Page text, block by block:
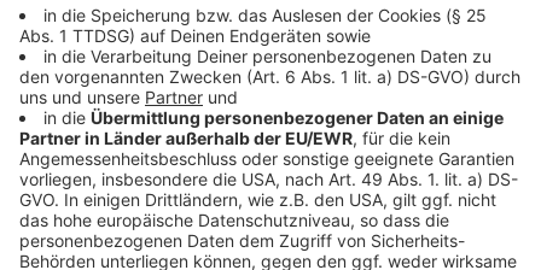
den Briefkästen verteilt werden.
Anzeige
©Stadt Münster
In diesen Bereichen der Schmedding- und der
Waldeyerstraße werden Stadt und Stadtnetze
Münster das Stromnetz verstärken sowie Regen- und